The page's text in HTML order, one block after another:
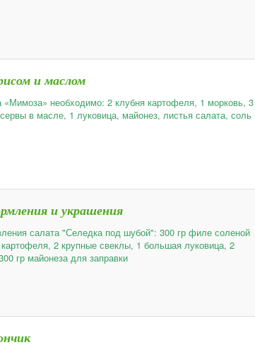
и маслом
«Мимоза» необходимо: 2 клубня картофеля, 1 морковь, 3
в масле, 1 луковица, майонез, листья салата, соль
и украшения
салата "Селедка под шубой": 300 гр филе соленой
2 крупные свеклы, 1 большая луковица, 2
гр майонеза для заправки